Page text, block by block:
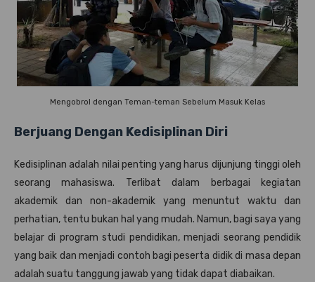
Mengobrol dengan Teman-teman Sebelum Masuk Kelas
Berjuang Dengan Kedisiplinan Diri
Kedisiplinan adalah nilai penting yang harus dijunjung tinggi oleh
seorang mahasiswa. Terlibat dalam berbagai kegiatan
akademik dan non-akademik yang menuntut waktu dan
perhatian, tentu bukan hal yang mudah. Namun, bagi saya yang
belajar di program studi pendidikan, menjadi seorang pendidik
yang baik dan menjadi contoh bagi peserta didik di masa depan
adalah suatu tanggung jawab yang tidak dapat diabaikan.